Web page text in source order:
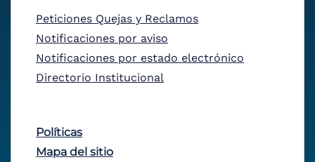
Peticiones Quejas y Reclamos
Notificaciones por aviso
Notificaciones por estado electrónico
Directorio Institucional
Políticas
Mapa del sitio